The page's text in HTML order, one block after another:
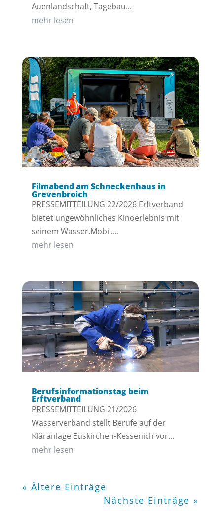
Auenlandschaft, Tagebau...
mehr lesen
Filmabend am Schneckenhaus in
Grevenbroich
PRESSEMITTEILUNG 22/2026 Erftverband
bietet ungewöhnliches Kinoerlebnis mit
seinem Wasser.Mobil....
mehr lesen
Berufsinformationstag beim
Erftverband
PRESSEMITTEILUNG 21/2026
Wasserverband stellt Berufe auf der
Kläranlage Euskirchen-Kessenich vor...
mehr lesen
« Ältere Einträge
Nächste Einträge »